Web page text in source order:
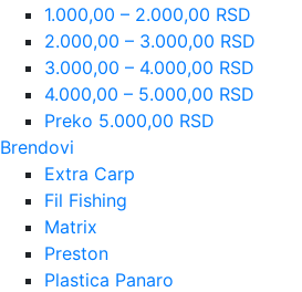
1.000,00 – 2.000,00 RSD
2.000,00 – 3.000,00 RSD
3.000,00 – 4.000,00 RSD
4.000,00 – 5.000,00 RSD
Preko 5.000,00 RSD
Brendovi
Extra Carp
Fil Fishing
Matrix
Preston
Plastica Panaro